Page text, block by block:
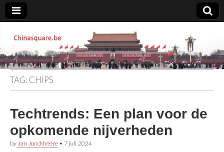
Chinasquare.be
TAG: CHIPS
Techtrends: Een plan voor de
opkomende nijverheden
by Jan Jonckheere • 7 juli 2024